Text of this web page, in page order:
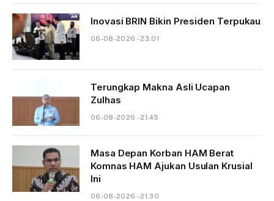
Inovasi BRIN Bikin Presiden Terpukau
06-08-2026 - 23.01
Terungkap Makna Asli Ucapan
Zulhas
06-08-2026 - 21.45
Masa Depan Korban HAM Berat
Komnas HAM Ajukan Usulan Krusial
Ini
06-08-2026 - 21.30